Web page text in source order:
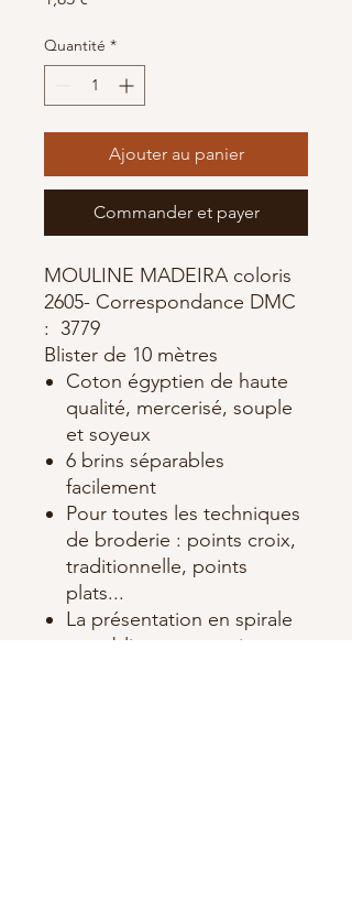
Quantité *
Ajouter au panier
Commander et payer
MOULINE MADEIRA coloris
2605- Correspondance DMC
: 3779
Blister de 10 mètres
Coton égyptien de haute
qualité, mercerisé, souple
et soyeux
6 brins séparables
facilement
Pour toutes les techniques
de broderie : points croix,
traditionnelle, points
plats...
La présentation en spirale
sous blister est pratique et